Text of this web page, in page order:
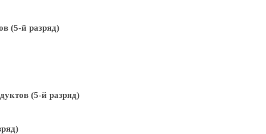
(5-й разряд)
(5-й разряд)